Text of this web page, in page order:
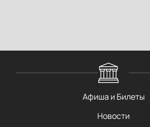
Афиша и Билеты
Новости